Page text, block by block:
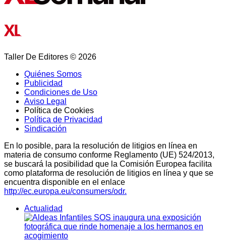
Taller De Editores © 2026
Quiénes Somos
Publicidad
Condiciones de Uso
Aviso Legal
Política de Cookies
Política de Privacidad
Sindicación
En lo posible, para la resolución de litigios en línea en
materia de consumo conforme Reglamento (UE) 524/2013,
se buscará la posibilidad que la Comisión Europea facilita
como plataforma de resolución de litigios en línea y que se
encuentra disponible en el enlace
http://ec.europa.eu/consumers/odr.
Actualidad